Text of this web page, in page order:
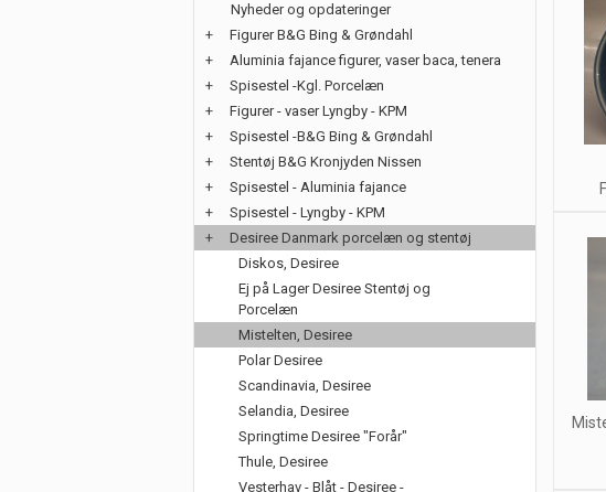
Nyheder og opdateringer
+
Figurer B&G Bing & Grøndahl
+
Aluminia fajance figurer, vaser baca, tenera
+
Spisestel -Kgl. Porcelæn
+
Figurer - vaser Lyngby - KPM
+
Spisestel -B&G Bing & Grøndahl
+
Stentøj B&G Kronjyden Nissen
+
Spisestel - Aluminia fajance
+
Spisestel - Lyngby - KPM
+
Desiree Danmark porcelæn og stentøj
Diskos, Desiree
Ej på Lager Desiree Stentøj og
Porcelæn
Mistelten, Desiree
Polar Desiree
Scandinavia, Desiree
Selandia, Desiree
Springtime Desiree "Forår"
Thule, Desiree
Vesterhav - Blåt - Desiree -